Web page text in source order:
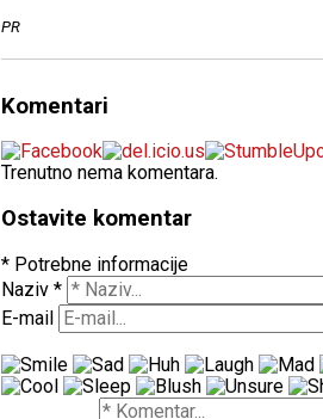
PR
Komentari
Trenutno nema komentara.
Ostavite komentar
* Potrebne informacije
Naziv *
E-mail